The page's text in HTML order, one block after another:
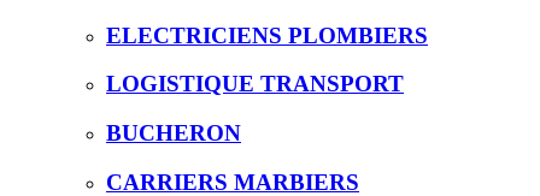
ELECTRICIENS PLOMBIERS
LOGISTIQUE TRANSPORT
BUCHERON
CARRIERS MARBIERS